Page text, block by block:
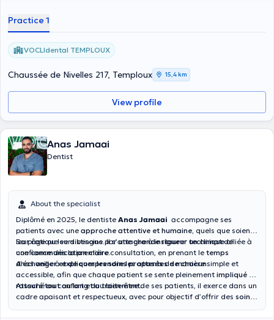
Practice 1
VOCLIdental TEMPLOUX
Chaussée de Nivelles 217, Temploux 15,4 km
View profile
Anas Jamaai
Dentist
About the specialist
Diplômé en 2025, le dentiste Anas Jamaai accompagne ses
patients avec une approche attentive et humaine, quels que soient
leur âge ou leurs besoins. Il s’attache à instaurer un climat de
confiance dès la première consultation, en prenant le temps
d’échanger et de comprendre les attentes de chacun.
Sa pratique se distingue par unegrande rigueur techniquealliée à
unecommunication claire.
Anas veille àexpliquer les soins proposésde manière simple et
accessible, afin que chaque patient se sente pleinement impliqué et
rassuré tout au long du traitement.
Attaché au confort et au bien-être de ses patients, il exerce dans un
cadre apaisant et respectueux, avec pour objectif d’offrir des soins